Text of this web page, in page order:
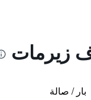
زيرمات
بار / صالة